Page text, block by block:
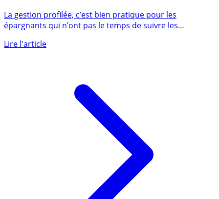
performances 2018 comparées par profil de gestion
La gestion profilée, c’est bien pratique pour les
épargnants qui n’ont pas le temps de suivre les